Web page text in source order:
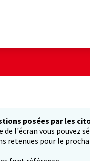
posées par les
de l'écran vous pouvez
retenues pour le